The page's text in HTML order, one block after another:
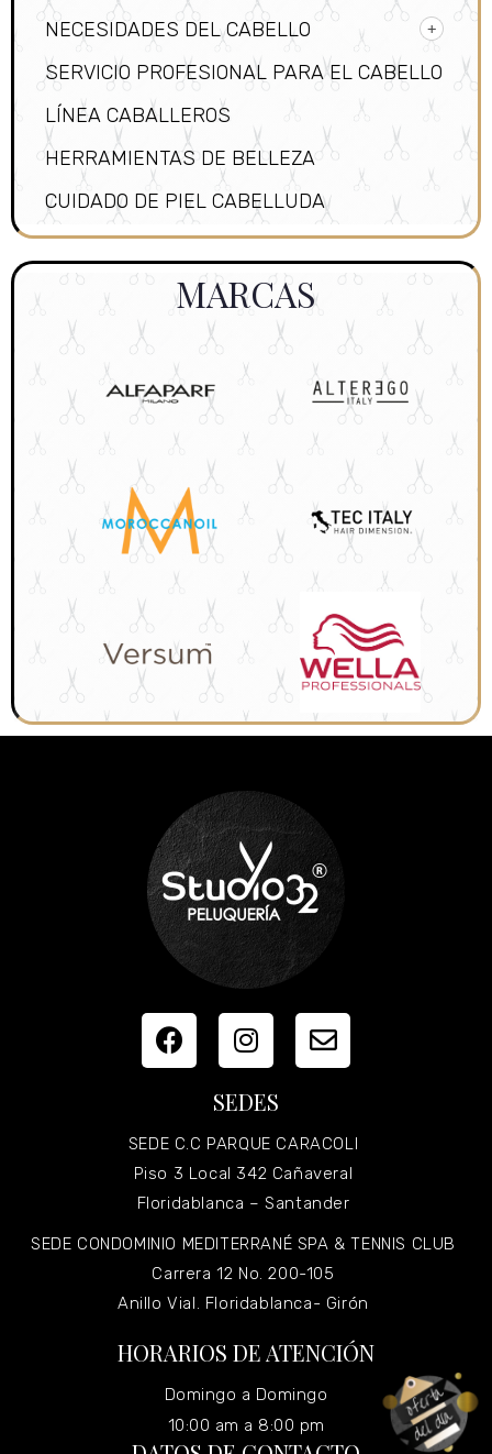
NECESIDADES DEL CABELLO
SERVICIO PROFESIONAL PARA EL CABELLO
LÍNEA CABALLEROS
HERRAMIENTAS DE BELLEZA
CUIDADO DE PIEL CABELLUDA
MARCAS
SEDES
SEDE C.C PARQUE CARACOLI
Piso 3 Local 342 Cañaveral
Floridablanca – Santander
SEDE CONDOMINIO MEDITERRANÉ SPA & TENNIS CLUB
Carrera 12 No. 200-105
Anillo Vial. Floridablanca- Girón
HORARIOS DE ATENCIÓN
Domingo a Domingo
10:00 am a 8:00 pm